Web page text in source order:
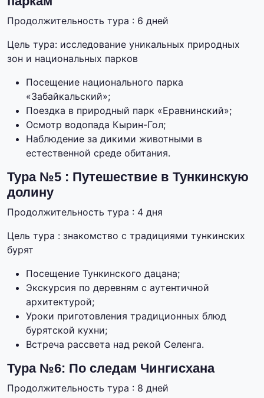
Продолжительность тура : 6 дней
Цель тура: исследование уникальных природных
зон и национальных парков
Посещение национального парка
«Забайкальский»;
Поездка в природный парк «Еравнинский»;
Осмотр водопада Кырин-Гол;
Наблюдение за дикими животными в
естественной среде обитания.
Тура №5 : Путешествие в Тункинскую
долину
Продолжительность тура : 4 дня
Цель тура : знакомство с традициями тункинских
бурят
Посещение Тункинского дацана;
Экскурсия по деревням с аутентичной
архитектурой;
Уроки приготовления традиционных блюд
бурятской кухни;
Встреча рассвета над рекой Селенга.
Тура №6: По следам Чингисхана
Продолжительность тура : 8 дней